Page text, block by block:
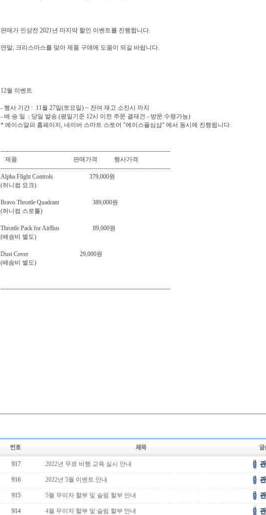
판매가 인상전 2021년 마지막 할인 이벤트를 진행합니다.
연말, 크리스마스를 맞아 제품 구매에 도움이 되길 바랍니다.
12월 이벤트
- 행사 기간 : 11월 27일(토요일) ~ 잔여 재고 소진시 까지
- 배 송 일 : 당일 발송 (평일기준 12시 이전 주문 결재건 - 방문 수령가능)
* 에이스알파 홈페이지, 네이버 스마트 스토어 "에이스플심샵" 에서 동시에 진행됩니다.
------------------------------------------------------------------------------------
제품 판매가격 행사가격
------------------------------------------------------------------------------------
Alpha Flight Controls 379,000원
(허니컴 요크)
Bravo Throttle Quadrant 389,000원
(허니컴 스로틀)
Throttle Pack for AirBus 89,000원
(배송비 별도)
Dust Cover 29,000원
(배송비 별도)
------------------------------------------------------------------------------------
917 2022년 무료 비행 교육 실시 안내
916 2022년 5월 이벤트 안내
915 5월 무이자 할부 및 슬림 할부 안내
914 4월 무이자 할부 및 슬림 할부 안내